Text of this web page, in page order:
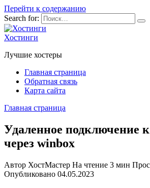
Перейти к содержанию
Search for:
Хостинги
Лучшие хостеры
Главная страница
Обратная связь
Карта сайта
Главная страница
Удаленное подключение
через winbox
Автор ХостМастер На чтение 3 мин
Опубликовано 04.05.2023